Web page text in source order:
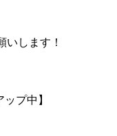
いします！
プ中】